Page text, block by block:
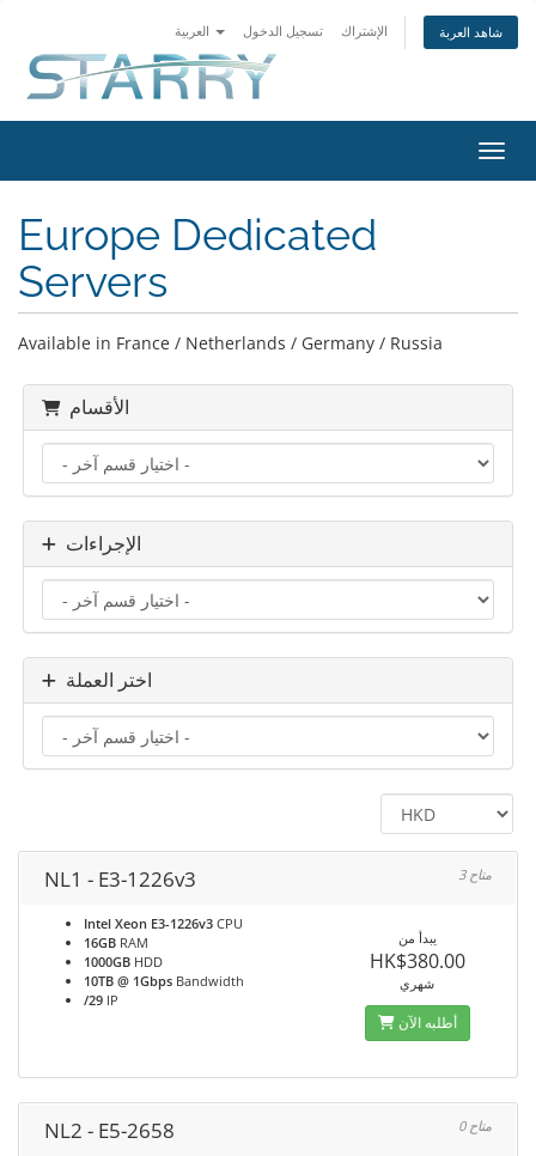
تسجيل الدخول الإشتراك شاهد العربة
Europe Dedicated
Servers
Available in France / Netherlands / Germany / Russia
الأقسام
الإجراءات
اختر العملة
NL1 - E3-1226v3 3 متاح
Intel Xeon E3-1226v3 CPU
16GB RAM
1000GB HDD
10TB @ 1Gbps Bandwidth
/29 IP
يبدأ من
HK$380.00
شهري
أطلبه الآن
NL2 - E5-2658 0 متاح